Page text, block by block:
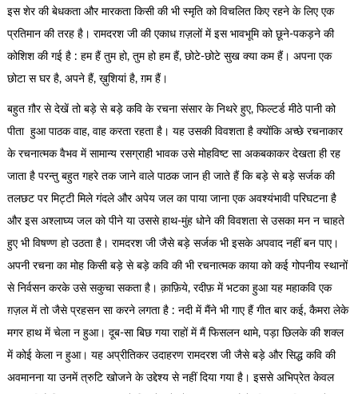
इस शेर की बेधकता और मारकता किसी की भी स्मृति को विचलित किए रहने के लिए एक
प्रतिमान की तरह है। रामदरश जी की एकाध ग़ज़लों में इस भावभूमि को छूने-पकड़ने की
कोशिश की गई है : हम हैं तुम हो, तुम हो हम हैं, छोटे-छोटे सुख क्या कम हैं। अपना एक
छोटा स घर है, अपने हैं, ख़ुशियां है, ग़म हैं।
बहुत ग़ौर से देखें तो बड़े से बड़े कवि के रचना संसार के निथरे हुए, फिल्टर्ड मीठे पानी को
पीता हुआ पाठक वाह, वाह करता रहता है। यह उसकी विवशता है क्योंकि अच्छे रचनाकार
के रचनात्मक वैभव में सामान्य रसग्राही भावक उसे मोहविष्ट सा अकबकाकर देखता ही रह
जाता है परन्तु बहुत गहरे तक जाने वाले पाठक जान ही जाते हैं कि बड़े से बड़े सर्जक की
तलछट पर मिट्टी मिले गंदले और अपेय जल का पाया जाना एक अवश्यंभावी परिघटना है
और इस अश्लाघ्य जल को पीने या उससे हाथ-मुंह धोने की विवशता से उसका मन न चाहते
हुए भी विषण्ण हो उठता है। रामदरश जी जैसे बड़े सर्जक भी इसके अपवाद नहीं बन पाए।
अपनी रचना का मोह किसी बड़े से बड़े कवि की भी रचनात्मक काया को कई गोपनीय स्थानों
से निर्वसन करके उसे सकुचा सकता है। क़ाफ़िये, रदीफ़ में भटका हुआ यह महाकवि एक
ग़ज़ल में तो जैसे प्रहसन सा करने लगता है : नदी में मैंने भी गाए हैं गीत बार कई, कैमरा लेके
मगर हाथ में चेला न हुआ। दूब-सा बिछ गया राहों में मैं फिसलन थामे, पड़ा छिलके की शक्ल
में कोई केला न हुआ। यह अप्रीतिकर उदाहरण रामदरश जी जैसे बड़े और सिद्ध कवि की
अवमानना या उनमें त्रुटि खोजने के उद्देश्य से नहीं दिया गया है। इससे अभिप्रेत केवल